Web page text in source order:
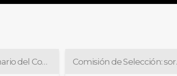
Sesionó el Plenario del Consejo de la Magistratura